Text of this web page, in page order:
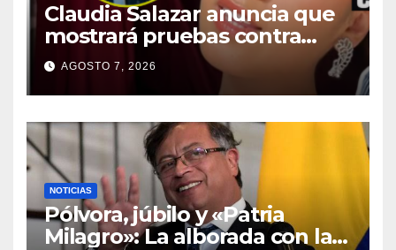
Claudia Salazar anuncia que
mostrará pruebas contra
dueño de La Bella Luz tras
negar conocer presunto
acoso
AGOSTO 7, 2026
NOTICIAS
Pólvora, júbilo y «Patria
Milagro»: La alborada con la